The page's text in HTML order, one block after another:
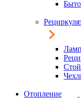
Отопление